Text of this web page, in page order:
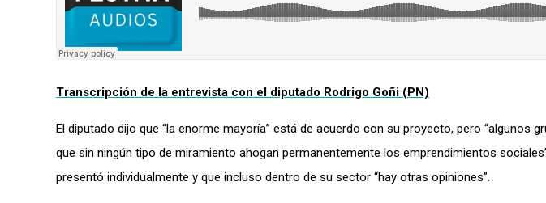
Transcripción de la entrevista con el diputado Rodrigo Goñi (PN)
El diputado dijo que “la enorme mayoría” está de acuerdo con su proyecto, pero “algunos
que sin ningún tipo de miramiento ahogan permanentemente los emprendimientos
presentó individualmente y que incluso dentro de su sector “hay otras opiniones”.